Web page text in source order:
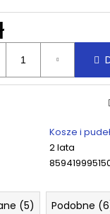
Kosze i
2 lata
(5) Podobne